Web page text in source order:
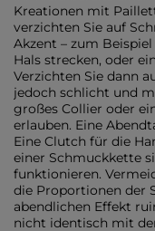
Kreationen mit
verzichten Sie auf
Akzent – zum
Hals strecken, oder
Verzichten Sie dann
jedoch schlicht und
großes Collier oder
erlauben. Eine
Eine Clutch für die
einer Schmuckkette
funktionieren.
die Proportionen der
abendlichen Effekt
nicht identisch mit